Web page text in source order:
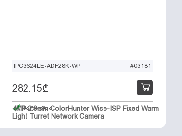
IPC3624LE-ADF28K-WP #03181
4MP 2.8mm ColorHunter Wise-ISP Fixed Warm
Light Turret Network Camera
282.15₾
მარაგშია